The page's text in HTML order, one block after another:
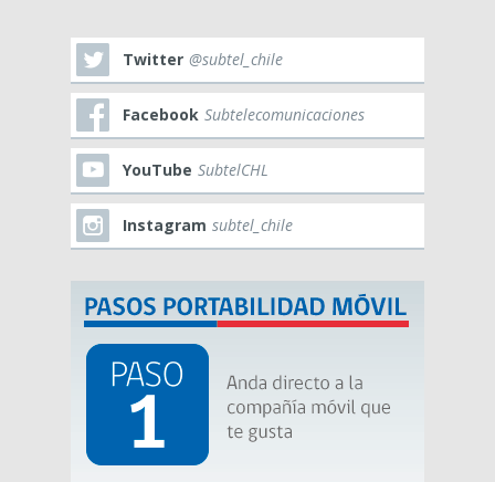
Twitter @subtel_chile
Facebook Subtelecomunicaciones
YouTube SubtelCHL
Instagram subtel_chile